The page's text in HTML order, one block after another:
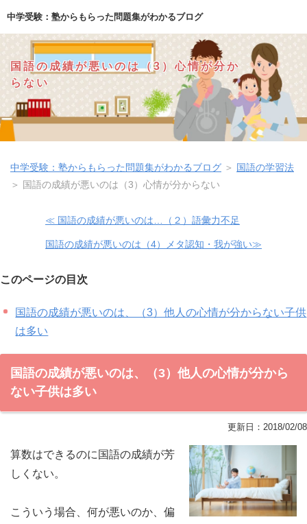
中学受験：塾からもらった問題集がわかるブログ
国語の成績が悪いのは（3）心情が分か
らない
中学受験：塾からもらった問題集がわかるブログ ＞
国語の学習法
＞
国語の成績が悪いのは（3）心情が分からない
≪ 国語の成績が悪いのは…（２）語彙力不足
国語の成績が悪いのは（4）メタ認知・我が強い≫
このページの目次
国語の成績が悪いのは、（3）他人の心情が分からない子供
は多い
国語の成績が悪いのは、（3）他人の心情が分から
ない子供は多い
更新日： 2018/02/08
算数はできるのに国語の成績が芳
しくない。
こういう場合、何が悪いのか、偏